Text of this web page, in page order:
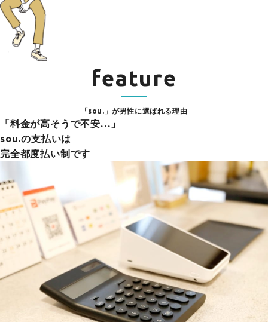
feature
「sou.」が男性に選ばれる理由
「料金が高そうで不安…」
sou.の支払いは
完全都度払い制です